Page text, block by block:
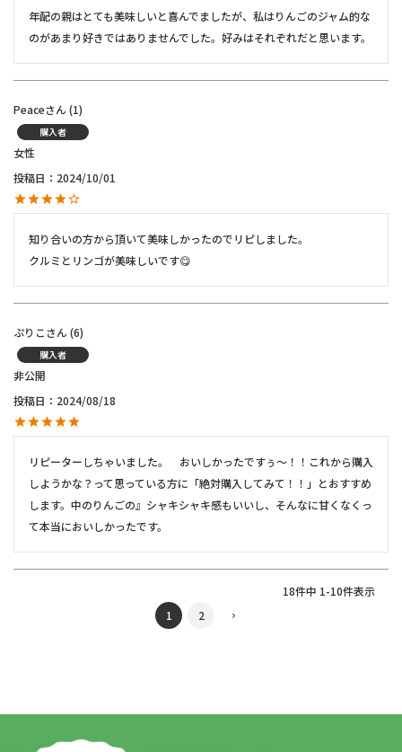
年配の親はとても美味しいと喜んでましたが、私はりんごのジャム的な
のがあまり好きではありませんでした。好みはそれぞれだと思います。
Peace 1
購入者
女性
投稿日
2024/10/01
知り合いの方から頂いて美味しかったのでリピしました。
クルミとリンゴが美味しいです😋
ぷりこ 6
購入者
非公開
投稿日
2024/08/18
リピーターしちゃいました。　おいしかったですぅ～！！これから購入
しようかな？って思っている方に「絶対購入してみて！！」とおすすめ
します。中のりんごの』シャキシャキ感もいいし、そんなに甘くなくっ
て本当においしかったです。
18件中 1-10件表示
1
2